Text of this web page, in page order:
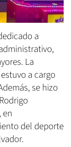
a
La
a cargo
se hizo
en
del deporte